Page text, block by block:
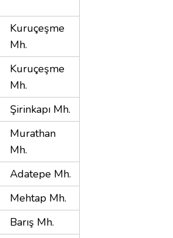
Kuruçeşme
Mh.
Kuruçeşme
Mh.
Şirinkapı Mh.
Murathan
Mh.
Adatepe Mh.
Mehtap Mh.
Barış Mh.